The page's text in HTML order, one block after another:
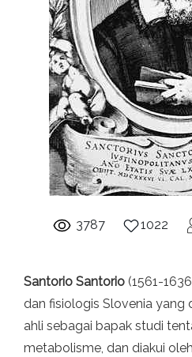
3787 1022
Santorio Santorio (1561-
dan fisiologis Slovenia yang
ahli sebagai bapak studi
metabolisme, dan diakui